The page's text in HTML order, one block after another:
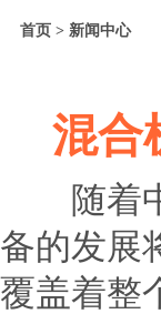
首页 > 新闻中心
混合
随着中
备的发展
覆盖着整